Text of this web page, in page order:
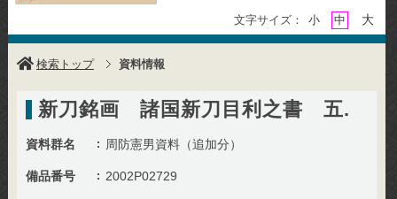
文字サイズ： 小 中 大
検索トップ 資料情報
新刀銘画 諸国新刀目利之書 五.
資料群名 周防憲男資料（追加分）
備品番号 2002P02729